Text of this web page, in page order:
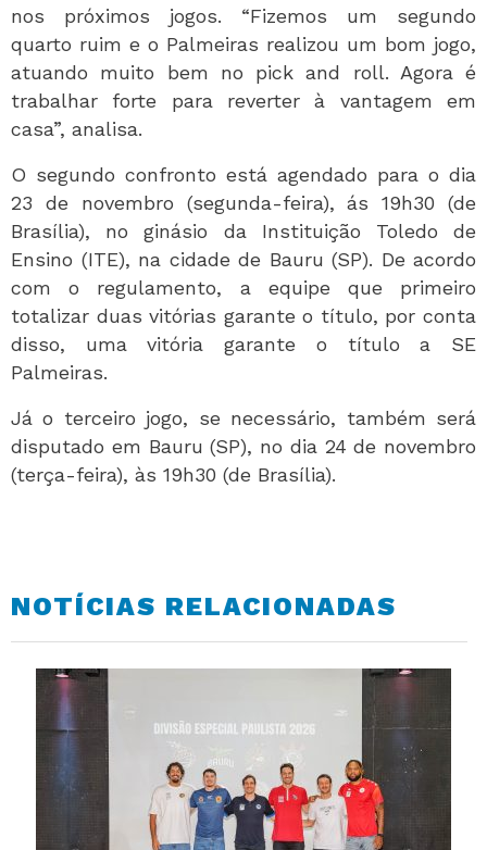
nos próximos jogos. “Fizemos um segundo
quarto ruim e o Palmeiras realizou um bom jogo,
atuando muito bem no pick and roll. Agora é
trabalhar forte para reverter à vantagem em
casa”, analisa.
O segundo confronto está agendado para o dia
23 de novembro (segunda-feira), ás 19h30 (de
Brasília), no ginásio da Instituição Toledo de
Ensino (ITE), na cidade de Bauru (SP). De acordo
com o regulamento, a equipe que primeiro
totalizar duas vitórias garante o título, por conta
disso, uma vitória garante o título a SE
Palmeiras.
Já o terceiro jogo, se necessário, também será
disputado em Bauru (SP), no dia 24 de novembro
(terça-feira), às 19h30 (de Brasília).
NOTÍCIAS RELACIONADAS